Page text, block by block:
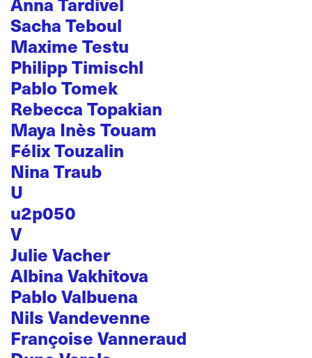
Sacha Teboul
Maxime Testu
Philipp Timischl
Pablo Tomek
Rebecca Topakian
Maya Inès Touam
Félix Touzalin
Nina Traub
U
u2p050
V
Julie Vacher
Albina Vakhitova
Pablo Valbuena
Nils Vandevenne
Françoise Vanneraud